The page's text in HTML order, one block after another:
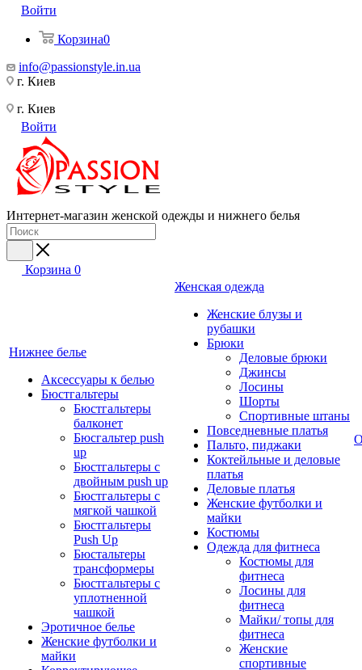
Войти
Корзина0
info@passionstyle.in.ua
г. Киев
г. Киев
Войти
Интернет-магазин женской одежды и нижнего белья
Корзина 0
Нижнее белье
Аксессуары к белью
Бюстгальтеры
Бюстгальтеры
балконет
Бюсгальтер push
up
Бюстгальтеры с
двойным push up
Бюстгальтеры с
мягкой чашкой
Бюстгальтеры
Push Up
Бюстальтеры
трансформеры
Бюстгальтеры с
уплотненной
чашкой
Эротичное белье
Женские футболки и
майки
Женская одежда
Женские блузы и
рубашки
Брюки
Деловые брюки
Джинсы
Лосины
Шорты
Спортивные штаны
Повседневные платья
Пальто, пиджаки
Коктейльные и деловые
платья
Деловые платья
Женские футболки и
майки
Костюмы
Одежда для фитнеса
Костюмы для
фитнеса
Лосины для
фитнеса
Майки/ топы для
фитнеса
Женские
спортивные